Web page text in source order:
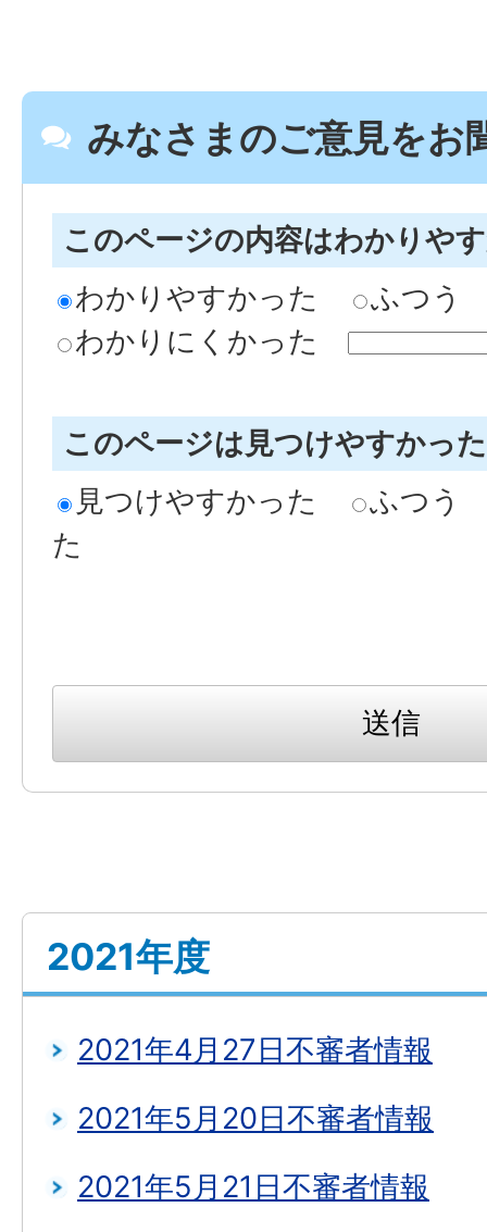
みなさまのご意見をお
このページの内容はわかりや
わかりやすかった
ふつう
わかりにくかった
このページは見つけやすかっ
見つけやすかった
ふつう
た
2021年度
2021年4月27日不審者情報
2021年5月20日不審者情報
2021年5月21日不審者情報